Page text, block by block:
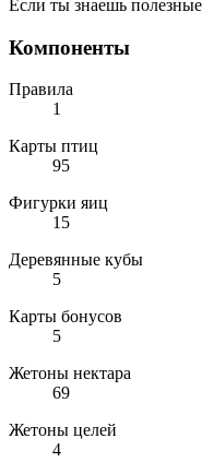
Если ты знаешь
Компоненты
Правила
1
Карты птиц
95
Фигурки яиц
15
Деревянные кубы
5
Карты бонусов
5
Жетоны нектара
69
Жетоны целей
4